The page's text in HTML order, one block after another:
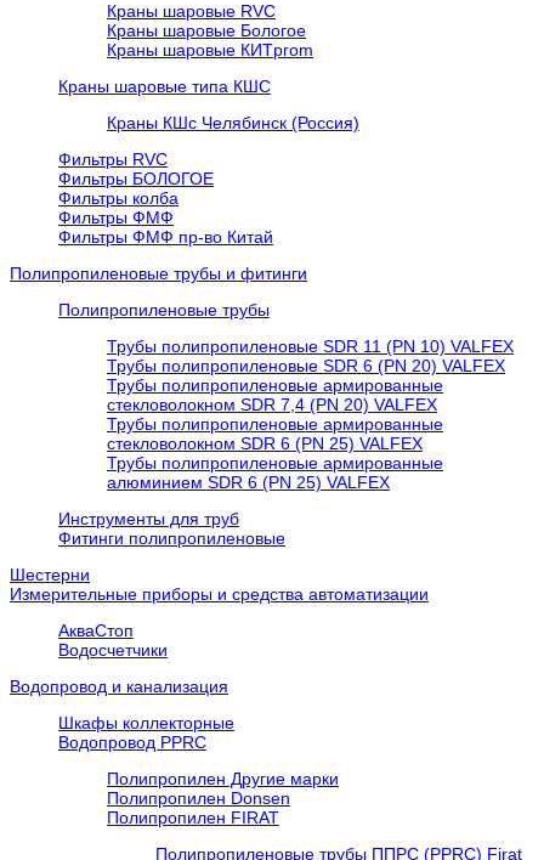
Краны шаровые RVC
Краны шаровые Бологое
Краны шаровые КИТprom
Краны шаровые типа КШС
Краны КШс Челябинск (Россия)
Фильтры RVC
Фильтры БОЛОГОЕ
Фильтры колба
Фильтры ФМФ
Фильтры ФМФ пр-во Китай
Полипропиленовые трубы и фитинги
Полипропиленовые трубы
Трубы полипропиленовые SDR 11 (PN 10) VALFEX
Трубы полипропиленовые SDR 6 (PN 20) VALFEX
Трубы полипропиленовые армированные
стекловолокном SDR 7,4 (PN 20) VALFEX
Трубы полипропиленовые армированные
стекловолокном SDR 6 (PN 25) VALFEX
Трубы полипропиленовые армированные
алюминием SDR 6 (PN 25) VALFEX
Инструменты для труб
Фитинги полипропиленовые
Шестерни
Измерительные приборы и средства автоматизации
АкваСтоп
Водосчетчики
Водопровод и канализация
Шкафы коллекторные
Водопровод PPRC
Полипропилен Другие марки
Полипропилен Donsen
Полипропилен FIRAT
Полипропиленовые трубы ППРС (PPRC) Firat